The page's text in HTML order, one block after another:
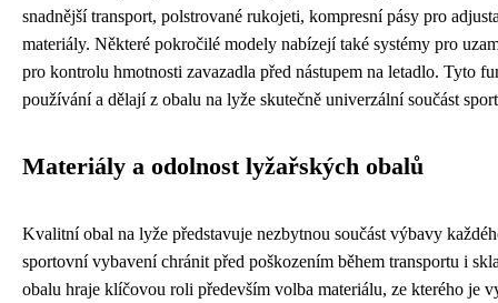
snadnější transport, polstrované rukojeti, kompresní pásy pro
materiály. Některé pokročilé modely nabízejí také systémy pro
pro kontrolu hmotnosti zavazadla před nástupem na letadlo. Tyto
používání a dělají z obalu na lyže skutečně univerzální součást
Materiály a odolnost lyžařských obalů
Kvalitní obal na lyže představuje nezbytnou součást výbavy
sportovní vybavení chránit před poškozením během transportu i
obalu hraje klíčovou roli především volba materiálu, ze kterého je